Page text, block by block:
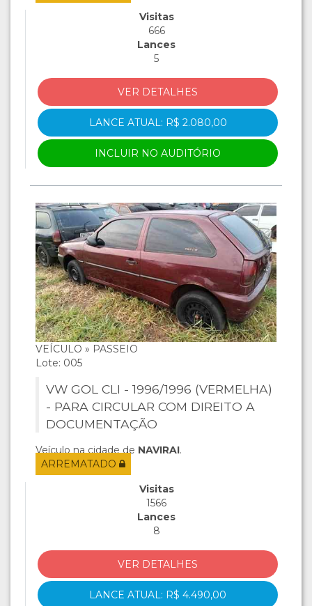
Visitas
666
Lances
5
VER DETALHES
LANCE ATUAL: R$ 2.080,00
INCLUIR NO AUDITÓRIO
VEÍCULO » PASSEIO
Lote: 005
VW GOL CLI - 1996/1996 (VERMELHA)
- PARA CIRCULAR COM DIREITO A
DOCUMENTAÇÃO
Veículo na cidade de NAVIRAI.
ARREMATADO
Visitas
1566
Lances
8
VER DETALHES
LANCE ATUAL: R$ 4.490,00